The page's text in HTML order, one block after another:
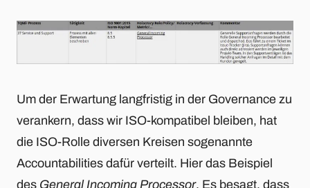
Um der Erwartung langfristig in der Governance zu
verankern, dass wir ISO-kompatibel bleiben, hat
die ISO-Rolle diversen Kreisen sogenannte
Accountabilities dafür verteilt. Hier das Beispiel
des General Incoming Processor. Es besagt, dass